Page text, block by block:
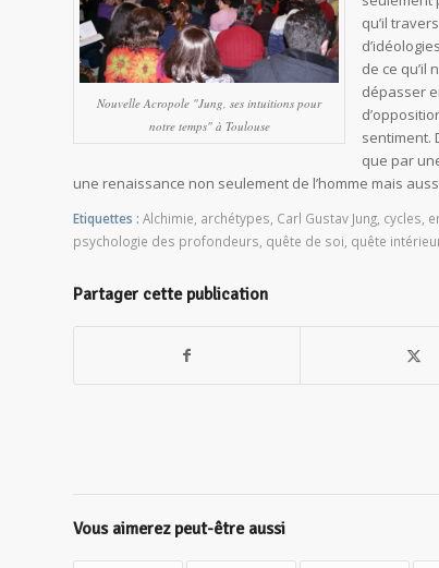
Nouvelle Acropole "Jung, ses intuitions pour
notre temps" à Toulouse
qu’il
de ce qu’il
dépasser
sentiment.
que par
une renaissance non seulement de l’homme mais
Etiquettes : Alchimie archétypes Carl Gustav Jung cycles
psychologie des profondeurs quête de soi quête
Partager cette publication
Vous aimerez peut-être aussi